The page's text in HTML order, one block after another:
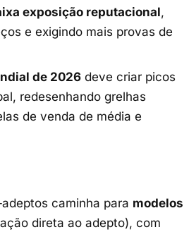
exposição reputacional,
e exigindo mais provas de
de 2026 deve criar picos
redesenhando grelhas
de venda de média e
caminha para modelos
direta ao adepto), com